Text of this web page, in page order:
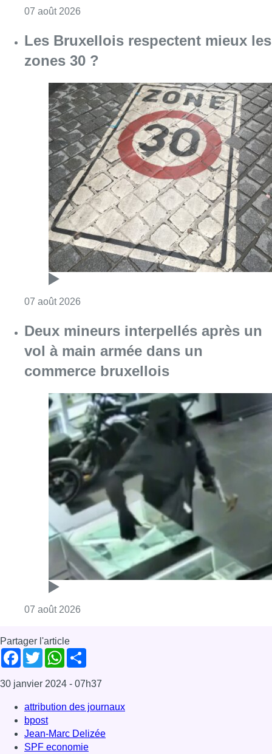
07 août 2026
Les Bruxellois respectent mieux les
zones 30 ?
07 août 2026
Deux mineurs interpellés après un
vol à main armée dans un
commerce bruxellois
07 août 2026
Partager l'article
Facebook
TwitterWhatsApp
30 janvier 2024 - 07h37
attribution des journaux
bpost
Jean-Marc Delizée
SPF economie